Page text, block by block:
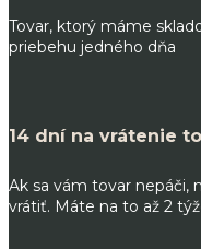
Tovar, ktorý máme
priebehu jedného dňa
14 dní na vrátenie
Ak sa vám tovar nepáči,
vrátiť. Máte na to až 2